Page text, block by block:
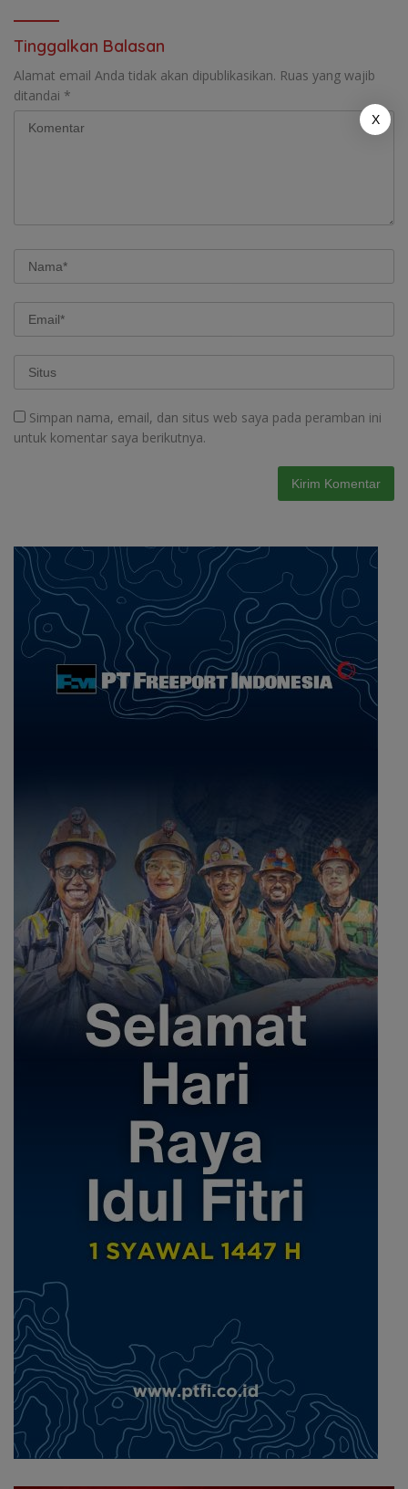
Tinggalkan Balasan
Alamat email Anda tidak akan dipublikasikan. Ruas yang wajib
ditandai *
Simpan nama, email, dan situs web saya pada peramban ini
untuk komentar saya berikutnya.
X